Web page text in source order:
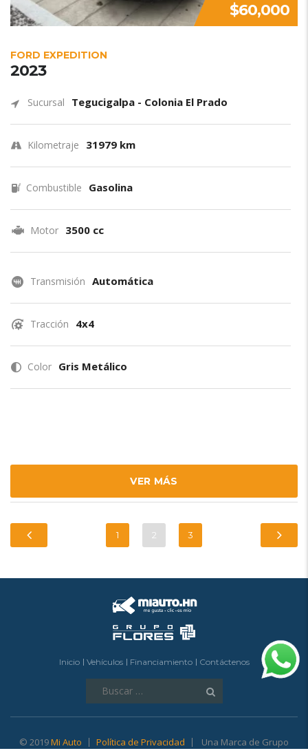
$60,000
FORD EXPEDITION
2023
Sucursal Tegucigalpa - Colonia El Prado
Kilometraje 31979 km
Combustible Gasolina
Motor 3500 cc
Transmisión Automática
Tracción 4x4
Color Gris Metálico
VER MÁS
1 2 3
Inicio Vehículos Financiamiento Contáctenos
© 2019Mi Auto Política de Privacidad
Una Marca de Grupo